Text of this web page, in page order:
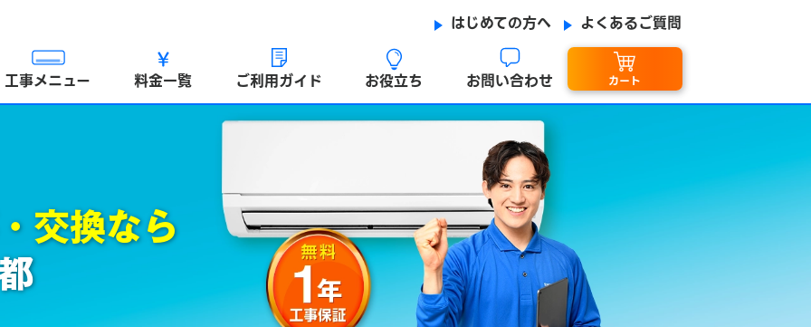
はじめての方へ よくあるご質問
工事メニュー 料金一覧 ご利用ガイド お役立ち お問い合わせ カート
交換なら